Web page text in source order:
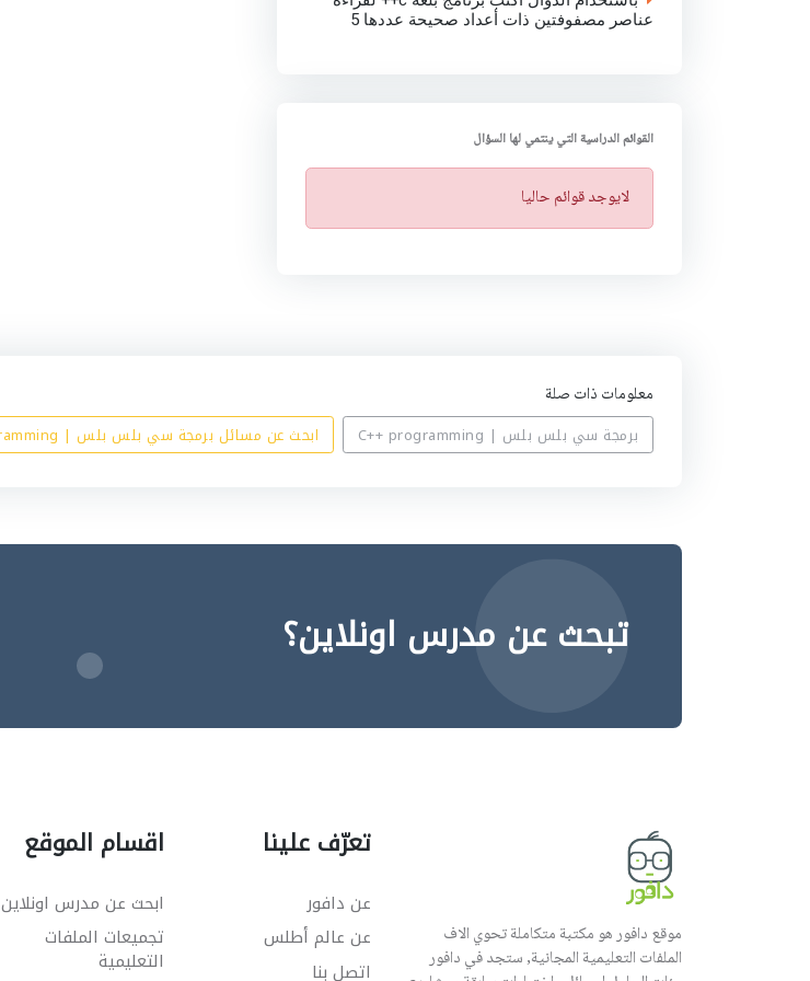
عناصر مصفوفتين ذات أعداد صحيحة عددها 5
القوائم الدراسية التي ينتمي لها السؤال
ت
ن
لايوجد قوائم حاليا
معلومات ذات صلة
برمجة سي بلس بلس | C++ programming ابحث عن مسائل برمجة سي بلس بلس | C++ programming بالانجليزي
تبحث عن مدرس اونلاين؟
موقع دافور هو مكتبة متكاملة تحوي الاف
الملفات التعليمية المجانية, ستجد في دافور
تعرّف علينا
عن دافور
عن عالم أطلس
اتصل بنا
اقسام الموقع
ابحث عن مدرس اونلاين
تجميعات الملفات
التعليمية